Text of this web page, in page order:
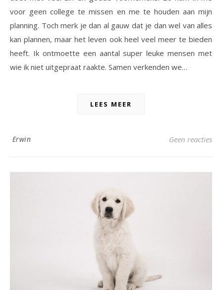
voor geen college te missen en me te houden aan mijn
planning. Toch merk je dan al gauw dat je dan wel van alles
kan plannen, maar het leven ook heel veel meer te bieden
heeft. Ik ontmoette een aantal super leuke mensen met
wie ik niet uitgepraat raakte. Samen verkenden we…
LEES MEER
Erwin Geen reacties